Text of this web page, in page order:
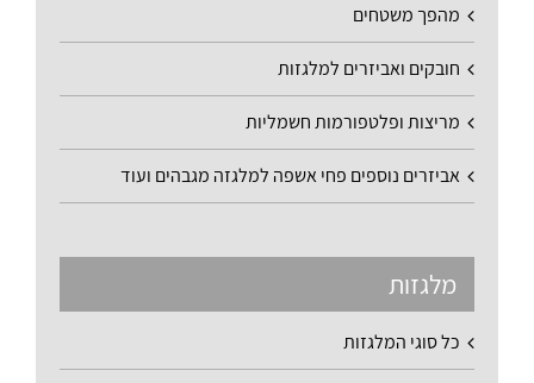
מהפך משטחים
חובקים ואביזרים למלגזות
מריצות ופלטפורמות חשמליות
אביזרים נוספים פחי אשפה למלגזה מגבהים ועוד
מלגזות
כל סוגי המלגזות